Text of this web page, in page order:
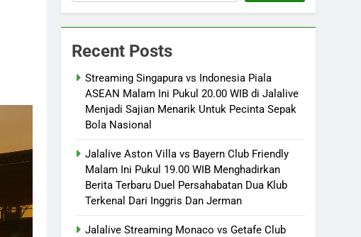
Recent Posts
Streaming Singapura vs Indonesia Piala
ASEAN Malam Ini Pukul 20.00 WIB di Jalalive
Menjadi Sajian Menarik Untuk Pecinta Sepak
Bola Nasional
Jalalive Aston Villa vs Bayern Club Friendly
Malam Ini Pukul 19.00 WIB Menghadirkan
Berita Terbaru Duel Persahabatan Dua Klub
Terkenal Dari Inggris Dan Jerman
Jalalive Streaming Monaco vs Getafe Club